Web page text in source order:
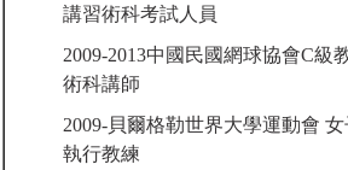
講習術科考試人員
2009-2013中國民國網球協會C級
術科講師
2009-貝爾格勒世界大學運動會
執行教練